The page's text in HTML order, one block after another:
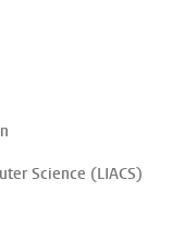
Science (LIACS)